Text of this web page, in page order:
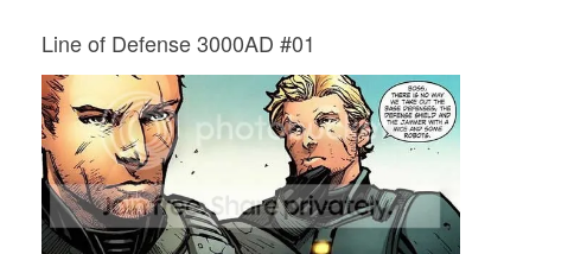
Line of Defense 3000AD #01